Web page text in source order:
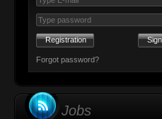
Registration
Forgot password?
Jobs